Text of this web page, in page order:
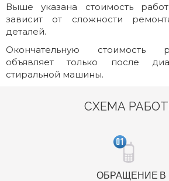
Выше указана стоимость
зависит от сложности
деталей.
Окончательную стоимость
объявляет только после
стиральной машины.
СХЕМА
ОБРАЩЕНИЕ В